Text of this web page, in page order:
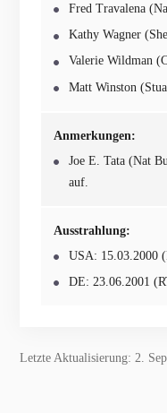
Fred Travalena
Kathy Wagner
Valerie Wildman
Matt Winston
Anmerkungen:
Joe E. Tata (Nat
auf.
Ausstrahlung:
USA: 15.03.2000
DE: 23.06.2001
Letzte Aktualisierung: 2.